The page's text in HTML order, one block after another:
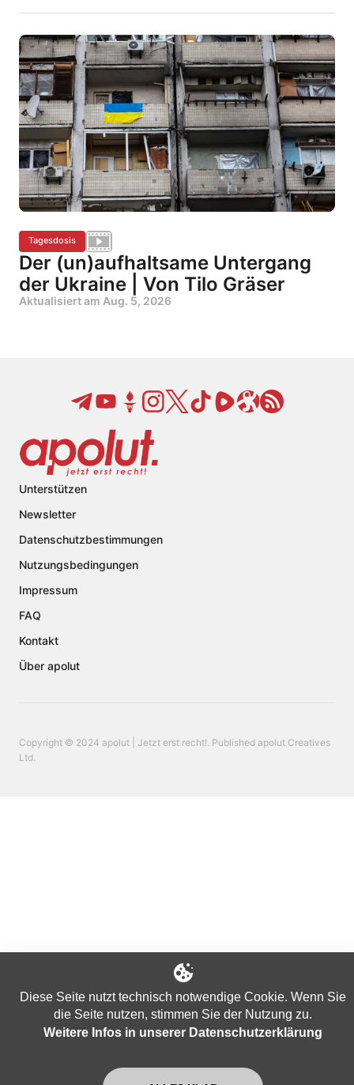
Tagesdosis
Der (un)aufhaltsame Untergang
der Ukraine | Von Tilo Gräser
Aktualisiert am Aug. 5, 2026
Unterstützen
Newsletter
Datenschutzbestimmungen
Nutzungsbedingungen
Impressum
FAQ
Kontakt
Über apolut
Copyright © 2024 apolut | Jetzt erst recht!. Published apolut Creatives
Ltd.
Diese Seite nutzt technisch notwendige Cookie. Wenn Sie
die Seite nutzen, stimmen Sie der Nutzung zu.
Weitere Infos in unserer Datenschutzerklärung